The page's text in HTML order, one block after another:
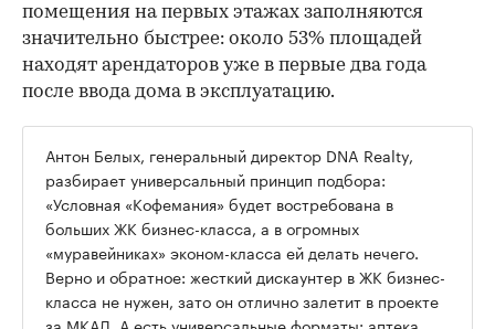
помещения на первых этажах заполняются
значительно быстрее: около 53% площадей
находят арендаторов уже в первые два года
после ввода дома в эксплуатацию.
Антон Белых, генеральный директор DNA Realty,
разбирает универсальный принцип подбора:
«Условная «Кофемания» будет востребована в
больших ЖК бизнес-класса, а в огромных
«муравейниках» эконом-класса ей делать нечего.
Верно и обратное: жесткий дискаунтер в ЖК бизнес-
класса не нужен, зато он отлично залетит в проекте